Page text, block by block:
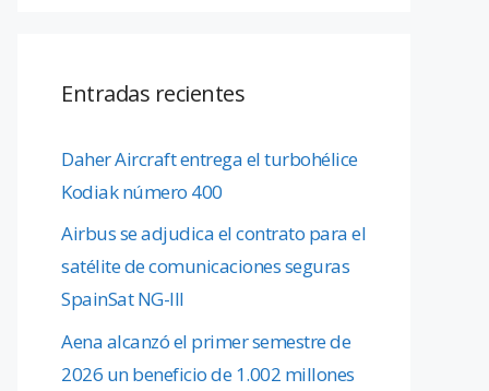
Entradas recientes
Daher Aircraft entrega el turbohélice
Kodiak número 400
Airbus se adjudica el contrato para el
satélite de comunicaciones seguras
SpainSat NG-III
Aena alcanzó el primer semestre de
2026 un beneficio de 1.002 millones